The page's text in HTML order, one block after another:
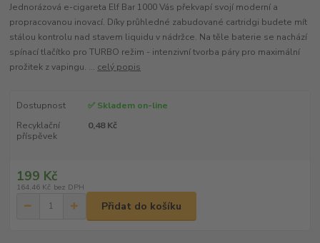
Jednorázová e-cigareta Elf Bar 1000 Vás překvapí svojí moderní a
propracovanou inovací. Díky průhledné zabudované cartridgi budete mít
stálou kontrolu nad stavem liquidu v nádržce. Na těle baterie se nachází
spínací tlačítko pro TURBO režim - intenzivní tvorba páry pro maximální
prožitek z vapingu. ... celý popis
Dostupnost
✅ Skladem on-line
Recyklační
příspěvek
0,48 Kč
199 Kč
164,46 Kč bez DPH
Přidat do košíku